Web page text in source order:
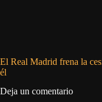
El Real Madrid frena la
él
Deja un comentario